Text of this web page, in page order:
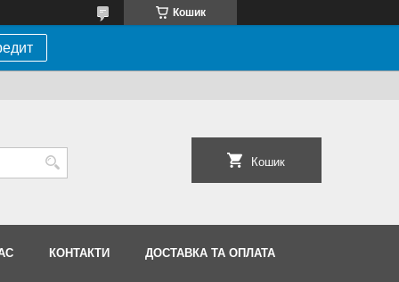
Кошик
Кошик
КОНТАКТИ ДОСТАВКА ТА ОПЛАТА